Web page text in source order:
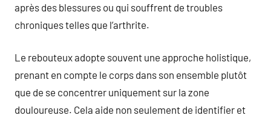
après des blessures ou qui souffrent de troubles
chroniques telles que l’arthrite.
Le rebouteux adopte souvent une approche holistique,
prenant en compte le corps dans son ensemble plutôt
que de se concentrer uniquement sur la zone
douloureuse. Cela aide non seulement de identifier et